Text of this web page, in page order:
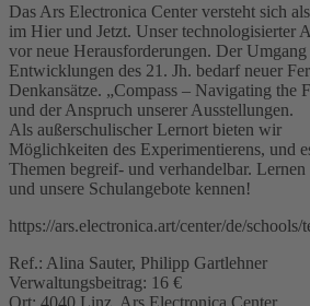
Das Ars Electronica Center versteht sich
im Hier und Jetzt. Unser technologisierter
vor neue Herausforderungen. Der
Entwicklungen des 21. Jh. bedarf neuer
Denkansätze. „Compass – Navigating the
und der Anspruch unserer Ausstellungen.
Als außerschulischer Lernort bieten wir
Möglichkeiten des Experimentierens, und
Themen begreif- und verhandelbar.
und unsere Schulangebote kennen!
https://ars.electronica.art/center/de/schools/
Ref.: Alina Sauter, Philipp Gartlehner
Verwaltungsbeitrag: 16 €
Ort: 4040 Linz, Ars Electronica Center